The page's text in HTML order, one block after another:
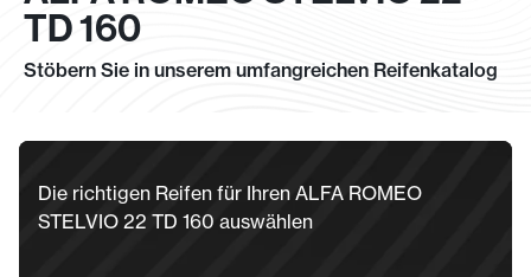
TD 160
Stöbern Sie in unserem umfangreichen Reifenkatalog
Die richtigen Reifen für Ihren ALFA ROMEO
STELVIO 22 TD 160 auswählen